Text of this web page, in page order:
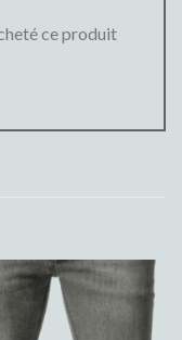
ce produit